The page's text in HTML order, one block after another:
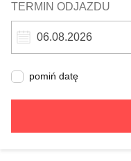
TERMIN ODJAZDU
pomiń datę